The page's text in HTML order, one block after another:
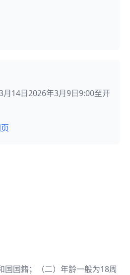
月14日2026年3月9日9:00至开
国国籍；（二）年龄一般为18周